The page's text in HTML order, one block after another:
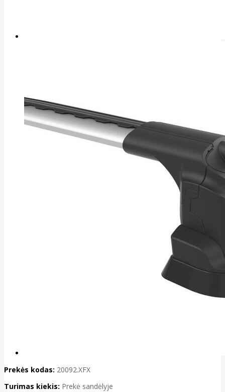
Prekės kodas: 20092.XFX
Turimas kiekis: Prekė sandėlyje